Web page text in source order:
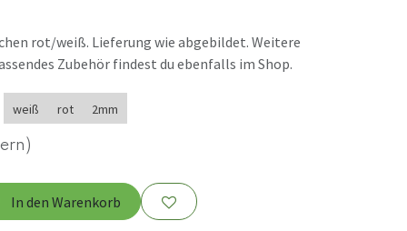
rot/weiß. Lieferung wie abgebildet. Weitere
Zubehör findest du ebenfalls im Shop.
weiß rot 2mm
In den Warenkorb